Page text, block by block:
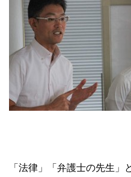
「法律」「弁護士の先生